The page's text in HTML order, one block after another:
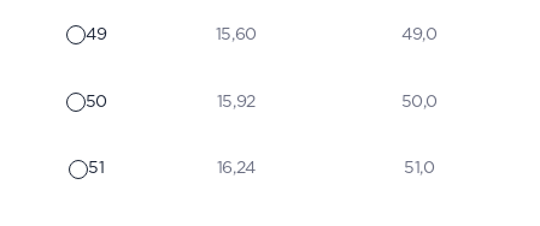
49 15,60 49,0
50 15,92 50,0
51 16,24 51,0